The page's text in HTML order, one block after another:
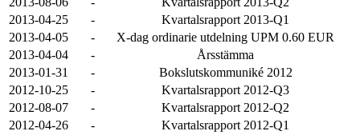
2013-04-25
-
Kvartalsrapport 2013-Q1
2013-04-05
-
X-dag ordinarie utdelning UPM 0.60 EUR
2013-04-04
-
Årsstämma
2013-01-31
-
Bokslutskommuniké 2012
2012-10-25
-
Kvartalsrapport 2012-Q3
2012-08-07
-
Kvartalsrapport 2012-Q2
2012-04-26
-
Kvartalsrapport 2012-Q1